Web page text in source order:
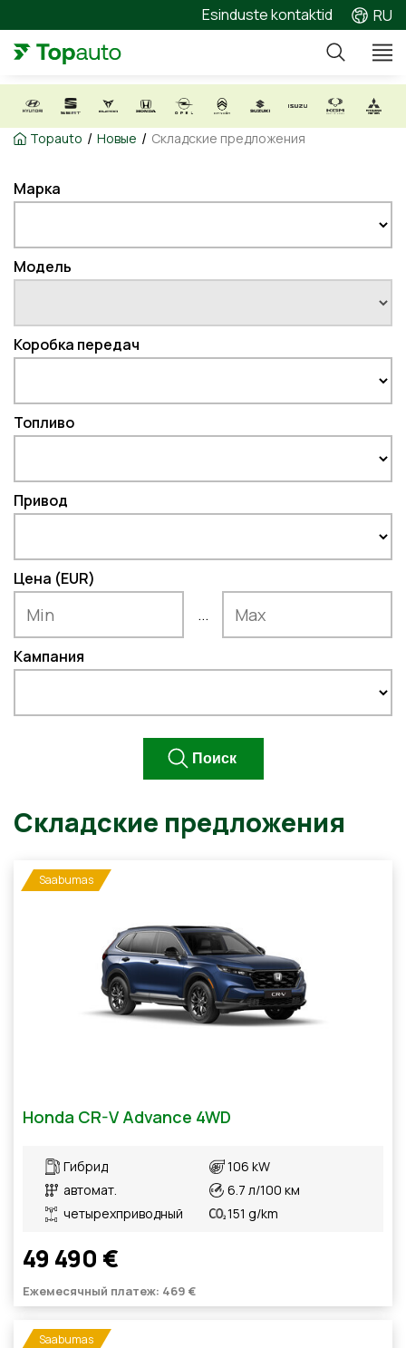
Esinduste kontaktid RU
Topauto / Новые / Складские предложения
Марка
Модель
Коробка передач
Топливо
Привод
Цена (EUR)
...
Кампания
Saabumas
Honda CR-V Advance 4WD
Гибрид
автомат.
четырехприводный
106 kW
6.7 л/100 км
151 g/km
49 490 €
Ежемесячный платеж: 469 €
Saabumas